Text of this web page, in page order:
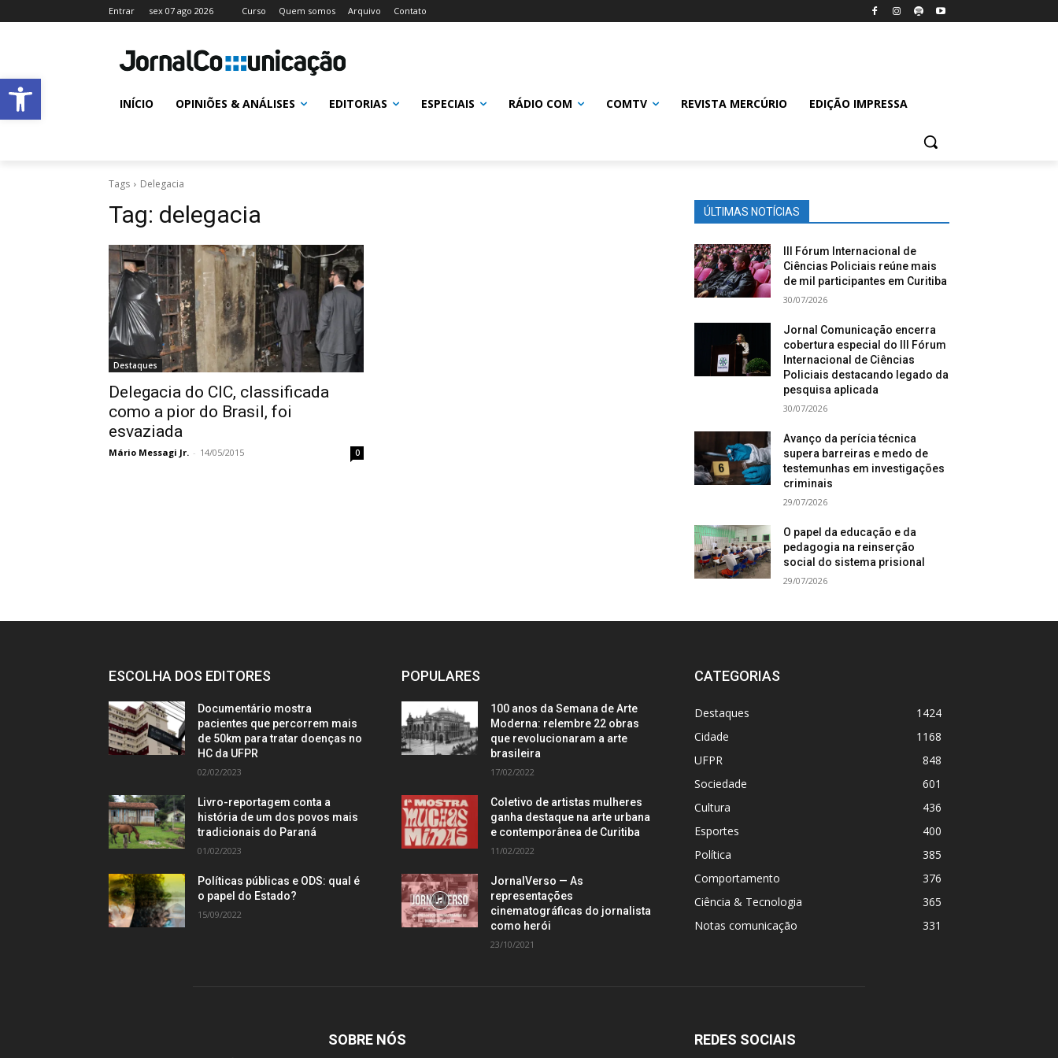
Abrir a barra de ferramentas
Entrar sex 07 ago 2026 Curso Quem somos Arquivo Contato
INÍCIO OPINIÕES & ANÁLISES EDITORIAS ESPECIAIS RÁDIO COM COMTV REVISTA MERCÚRIO EDIÇÃO IMPRESSA
Tags Delegacia
Tag: delegacia
Destaques
Delegacia do CIC, classificada
como a pior do Brasil, foi
esvaziada
Mário Messagi Jr. - 14/05/2015 0
ÚLTIMAS NOTÍCIAS
III Fórum Internacional de
Ciências Policiais reúne mais
de mil participantes em Curitiba
30/07/2026
Jornal Comunicação encerra
cobertura especial do III Fórum
Internacional de Ciências
Policiais destacando legado da
pesquisa aplicada
30/07/2026
Avanço da perícia técnica
supera barreiras e medo de
testemunhas em investigações
criminais
29/07/2026
O papel da educação e da
pedagogia na reinserção
social do sistema prisional
29/07/2026
ESCOLHA DOS EDITORES
Documentário mostra
pacientes que percorrem mais
de 50km para tratar doenças no
HC da UFPR
02/02/2023
Livro-reportagem conta a
história de um dos povos mais
tradicionais do Paraná
01/02/2023
Políticas públicas e ODS: qual é
o papel do Estado?
15/09/2022
POPULARES
100 anos da Semana de Arte
Moderna: relembre 22 obras
que revolucionaram a arte
brasileira
17/02/2022
Coletivo de artistas mulheres
ganha destaque na arte urbana
e contemporânea de Curitiba
11/02/2022
JornalVerso — As
representações
cinematográficas do jornalista
como herói
23/10/2021
CATEGORIAS
Destaques
1424
Cidade
1168
UFPR
848
Sociedade
601
Cultura
436
Esportes
400
Política
385
Comportamento
376
Ciência & Tecnologia
365
Notas comunicação
331
SOBRE NÓS REDES SOCIAIS